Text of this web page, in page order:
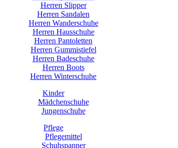
Herren Slipper
Herren Sandalen
Herren Wanderschuhe
Herren Hausschuhe
Herren Pantoletten
Herren Gummistiefel
Herren Badeschuhe
Herren Boots
Herren Winterschuhe
Kinder
Mädchenschuhe
Jungenschuhe
Pflege
Pflegemittel
Schuhspanner